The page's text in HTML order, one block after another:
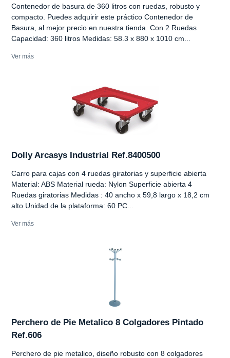
Contenedor de basura de 360 litros con ruedas, robusto y
compacto. Puedes adquirir este práctico Contenedor de
Basura, al mejor precio en nuestra tienda. Con 2 Ruedas
Capacidad: 360 litros Medidas: 58.3 x 880 x 1010 cm...
Ver más
Dolly Arcasys Industrial Ref.8400500
Carro para cajas con 4 ruedas giratorias y superficie abierta
Material: ABS Material rueda: Nylon Superficie abierta 4
Ruedas giratorias Medidas : 40 ancho x 59,8 largo x 18,2 cm
alto Unidad de la plataforma: 60 PC...
Ver más
Perchero de Pie Metalico 8 Colgadores Pintado
Ref.606
Perchero de pie metalico, diseño robusto con 8 colgadores